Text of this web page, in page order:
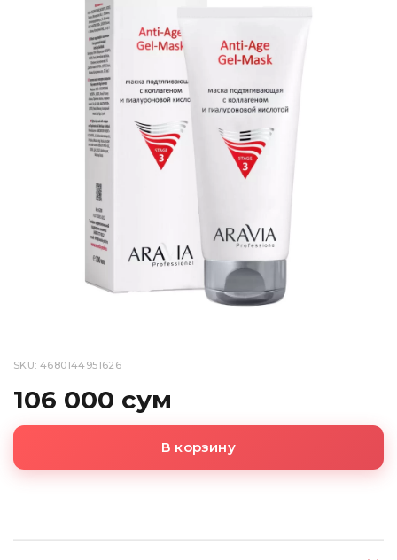
SKU: 4680144951626
106 000 сум
В корзину